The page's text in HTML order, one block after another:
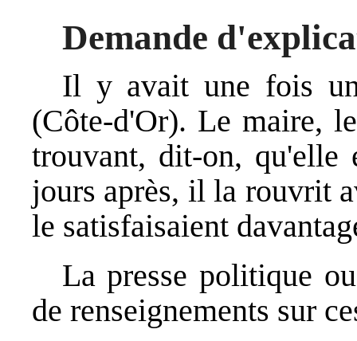
Demande
Il y avait une fois
(Côte-d'Or). Le maire,
trouvant, dit-on, qu'elle
jours après, il la rouvrit
le satisfaisaient
La presse politique
de renseignements sur